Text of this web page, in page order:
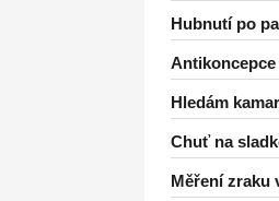
Hubnutí po
Antikoncepce
Hledám
Chuť na
Měření zraku